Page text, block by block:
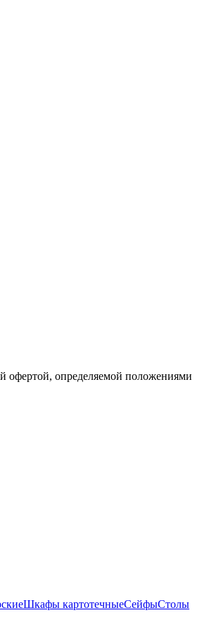
офертой, определяемой положениями
Шкафы картотечныеСейфыСтолы